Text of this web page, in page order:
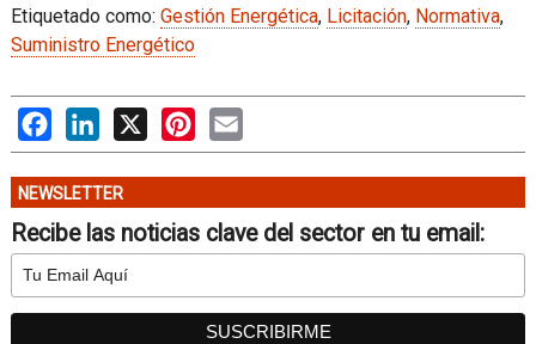
Etiquetado como: Gestión Energética, Licitación, Normativa,
Suministro Energético
FacebookLinkedIn
X PinterestEmail
NEWSLETTER
Recibe las noticias clave del sector en tu email: